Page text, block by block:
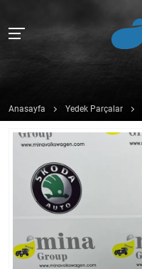
Anasayfa Yedek Parçalar